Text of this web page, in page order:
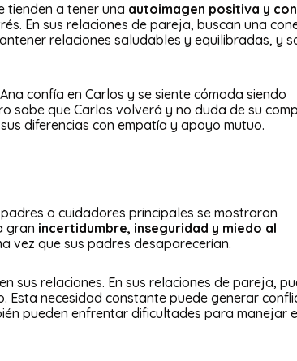
tienden a tener una autoimagen positiva y
En sus relaciones de pareja, buscan una
relaciones saludables y equilibradas, y
confía en Carlos y se siente cómoda siendo
sabe que Carlos volverá y no duda de su
diferencias con empatía y apoyo mutuo.
padres o cuidadores principales se mostraron
gran incertidumbre, inseguridad y miedo al
vez que sus padres desaparecerían.
en sus relaciones. En sus relaciones de pareja,
Esta necesidad constante puede generar
pueden enfrentar dificultades para manejar